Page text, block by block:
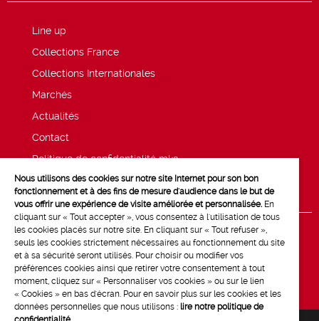
Line up
Collections France
Collections Internationales
Marchés
Actualités
Contact
Politique de confidentialité mk2
Mentions légales
Nous utilisons des cookies sur notre site Internet pour son bon
fonctionnement et à des fins de mesure d'audience dans le but de
vous offrir une expérience de visite améliorée et personnalisée. En
cliquant sur « Tout accepter », vous consentez à l'utilisation de tous
les cookies placés sur notre site. En cliquant sur « Tout refuser »,
seuls les cookies strictement nécessaires au fonctionnement du site
et à sa sécurité seront utilisés. Pour choisir ou modifier vos
préférences cookies ainsi que retirer votre consentement à tout
moment, cliquez sur « Personnaliser vos cookies » ou sur le lien
« Cookies » en bas d'écran. Pour en savoir plus sur les cookies et les
données personnelles que nous utilisons : lire notre politique de